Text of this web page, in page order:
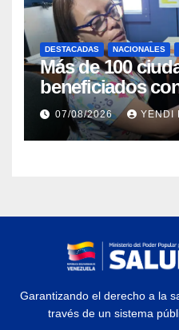
DESTACADAS NACIONALES
Más de 100
beneficiados
prótesis
Rehabilitación
07/08/2026 YENDI
Garantizando el derecho a la
través de un sistema